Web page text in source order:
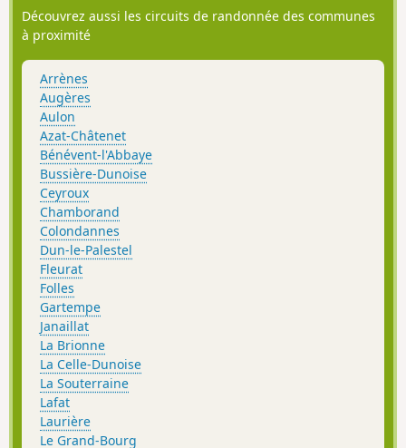
Découvrez aussi les circuits de randonnée des communes
à proximité
Arrènes
Augères
Aulon
Azat-Châtenet
Bénévent-l'Abbaye
Bussière-Dunoise
Ceyroux
Chamborand
Colondannes
Dun-le-Palestel
Fleurat
Folles
Gartempe
Janaillat
La Brionne
La Celle-Dunoise
La Souterraine
Lafat
Laurière
Le Grand-Bourg